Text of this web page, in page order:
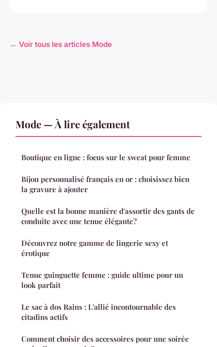
← Voir tous les articles Mode
Mode — À lire également
Boutique en ligne : focus sur le sweat pour femme
Bijou personnalisé français en or : choisissez bien
la gravure à ajouter
Quelle est la bonne manière d'assortir des gants de
conduite avec une tenue élégante?
Découvrez notre gamme de lingerie sexy et
érotique
Tenue guinguette femme : guide ultime pour un
look parfait
Le sac à dos Rains : L'allié incontournable des
citadins actifs
Comment choisir des accessoires pour une soirée